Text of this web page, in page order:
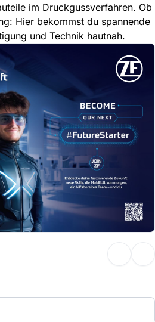
im Druckgussverfahren. Ob
Hier bekommst du spannende
und Technik hautnah.